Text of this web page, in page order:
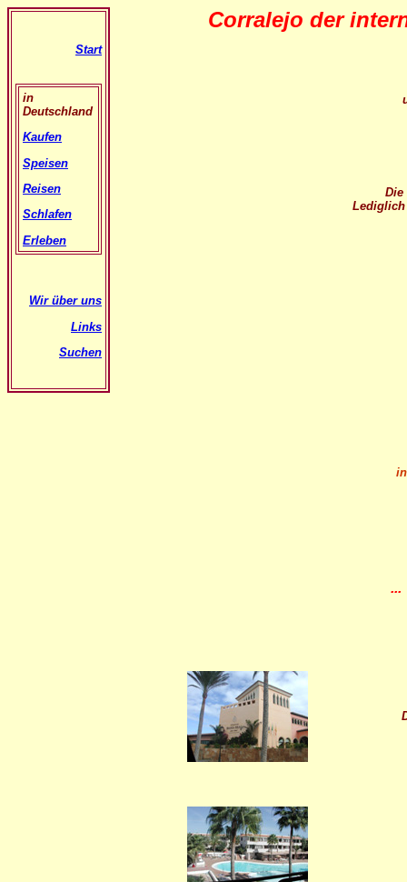
Start
in
Deutschland
Kaufen
Speisen
Reisen
Schlafen
Erleben
Wir über uns
Links
Suchen
Corralejo der
Die
...